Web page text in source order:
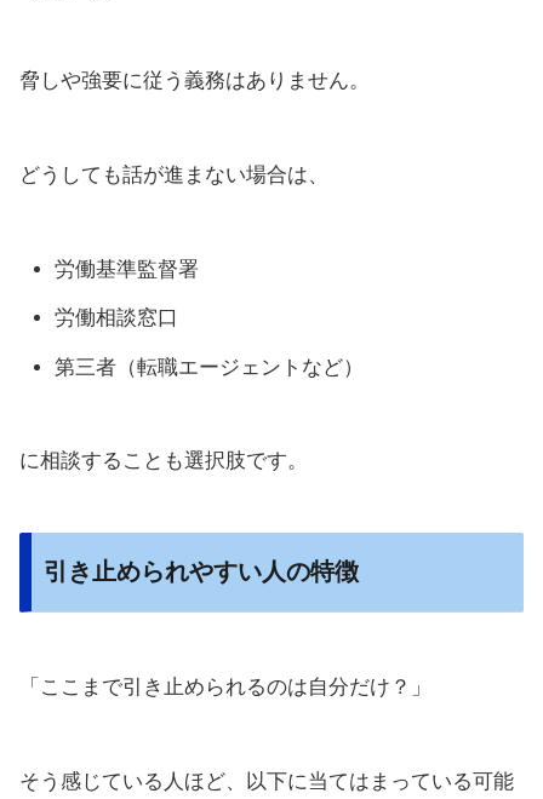
脅しや強要に従う義務はありません。
どうしても話が進まない場合は、
労働基準監督署
労働相談窓口
第三者（転職エージェントなど）
に相談することも選択肢です。
引き止められやすい人の特徴
「ここまで引き止められるのは自分だけ？」
そう感じている人ほど、以下に当てはまっている可能